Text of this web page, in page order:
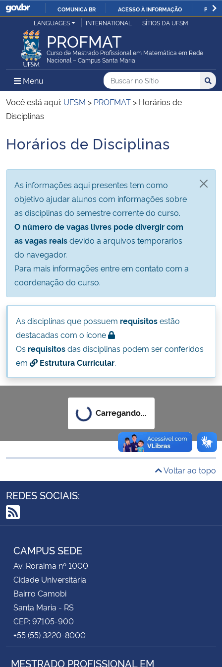
IR
PARA
O
CONTEÚDO
COMUNICA BR ACESSO À INFORMAÇÃO
Ministério da Justiça e Segurança Pública
Ministério da Defesa
Ministério das Relações Exteriores
Ministério da Infraestrutura
Ministério da Educação
Ministério da Cidadania
Ministério da Saúde
Ministério de Minas e Energia
Ministério do Meio Ambiente
Ministério do Turismo
Ministério do Desenvolvimento Regional
Controladoria-Geral da União
Ministério da Mulher, da Família e dos Direitos Humanos
Secretaria de Governo
Gabinete de Segurança Institucional
Advocacia-Geral da União
Planalto
LANGUAGES INTERNATIONAL SÍTIOS DA UFSM
PROFMAT
Curso de Mestrado Profissional em Matemática em Rede
Nacional – Campus Santa Maria
Menu Menu Principal do Sítio
Busca
Buscar no no Sítio
Busca:
Você está aqui: UFSM > PROFMAT > Horários de
Disciplinas
Início do conteúdo
Horários de Disciplinas
As informações aqui presentes tem como
objetivo ajudar alunos com informações sobre
as disciplinas do semestre corrente do curso.
O número de vagas livres pode divergir com
as vagas reaisdevido a arquivos temporarios
do navegador.
Para mais informações entre em contato com a
coordenação do curso.
As disciplinas que possuem requisitosestão
destacadas com o ícone
Os requisitosdas disciplinas podem ser conferidos
em
Estrutura Curricular.
Carregando...
Voltar ao topo
REDES SOCIAIS:
RSS
CAMPUS SEDE
Av. Roraima nº 1000
Cidade Universitária
Bairro Camobi
Santa Maria - RS
CEP: 97105-900
+55 (55) 3220-8000
MESTRADO PROFISSIONAL EM